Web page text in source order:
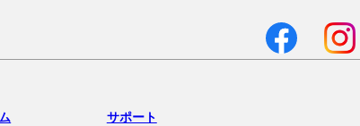
サポート